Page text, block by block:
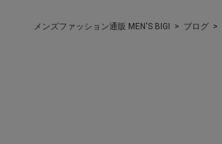
メンズファッション通販 MEN'S BIGI ブログ